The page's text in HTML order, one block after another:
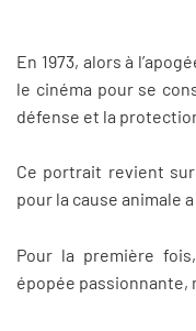
En 1973, alors à
le cinéma pour se
défense et la
Ce portrait revient
pour la cause animale
Pour la première
épopée passionnante,